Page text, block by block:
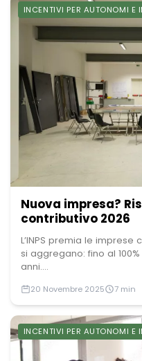
INCENTIVI PER AUTONOMI E
Nuova impresa?
contributivo 2026
L’INPS premia le
si aggregano: fino al
anni....
20 Novembre 2025 7 min
INCENTIVI PER AUTONOMI E